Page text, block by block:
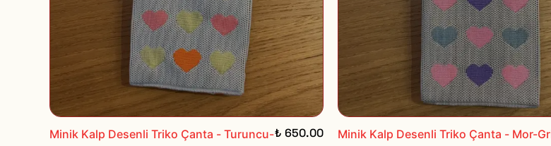
Minik Kalp Desenli Triko Çanta - Turuncu-₺ 650.00 Minik Kalp Desenli Triko Çanta - Mor-